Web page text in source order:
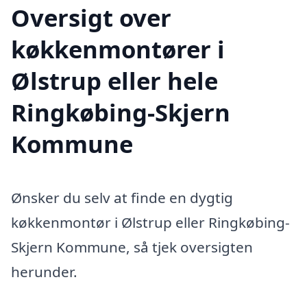
Oversigt over
køkkenmontører i
Ølstrup eller hele
Ringkøbing-Skjern
Kommune
Ønsker du selv at finde en dygtig
køkkenmontør i Ølstrup eller Ringkøbing-
Skjern Kommune, så tjek oversigten
herunder.